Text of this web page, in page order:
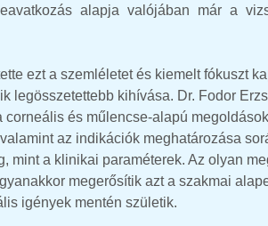
alapja valójában már a
ezt a szemléletet és kiemelt fókuszt
legösszetettebb kihívása. Dr. Fodor
és műlencse-alapú
az indikációk meghatározása
mint a klinikai paraméterek. Az olyan
megerősítik azt a szakmai
igények mentén születik.